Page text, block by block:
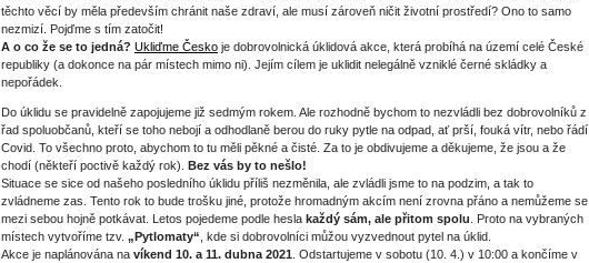
těchto věcí by měla především chránit naše zdraví, ale musí zároveň ničit životní prostředí? Ono to samo
nezmizí. Pojďme s tím zatočit!
A o co že se to jedná? Ukliďme Česko je dobrovolnická úklidová akce, která probíhá na území celé České
republiky (a dokonce na pár místech mimo ni). Jejím cílem je uklidit nelegálně vzniklé černé skládky a
nepořádek.
Do úklidu se pravidelně zapojujeme již sedmým rokem. Ale rozhodně bychom to nezvládli bez dobrovolníků z
řad spoluobčanů, kteří se toho nebojí a odhodlaně berou do ruky pytle na odpad, ať prší, fouká vítr, nebo řádí
Covid. To všechno proto, abychom to tu měli pěkné a čisté. Za to je obdivujeme a děkujeme, že jsou a že
chodí (někteří poctivě každý rok).
Bez vás by to nešlo!
Situace se sice od našeho posledního úklidu příliš nezměnila, ale zvládli jsme to na podzim, a tak to
zvládneme zas. Tento rok to bude trošku jiné, protože hromadným akcím není zrovna přáno a nemůžeme se
mezi sebou hojně potkávat. Letos pojedeme podle hesla každý sám, ale přitom spolu . Proto na vybraných
místech vytvoříme tzv. „Pytlomaty“ , kde si dobrovolníci můžou vyzvednout pytel na úklid.
Akce je naplánována na víkend 10. a 11. dubna 2021 . Odstartujeme v sobotu (10. 4.) v 10:00 a končíme v